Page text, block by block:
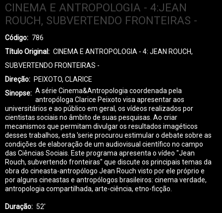
CINEMA E ANTROPOLOGIA - 4:JEAN
ROUCH, SUBVERTENDO FRONTEIRAS -
Código
786
Título Original
CINEMA E ANTROPOLOGIA - 4: JEAN ROUCH,
SUBVERTENDO FRONTEIRAS -
Direção
PEIXOTO, CLARICE
Sinopse
A série Cinema&Antropologia coordenada pela
antropóloga Clarice Peixoto visa apresentar aos
universitários e ao público em geral, os vídeos realizados por
cientistas sociais no âmbito de suas pesquisas. Ao criar
mecanismos que permitam divulgar os resultados imagéticos
desses trabalhos, esta 'serie procurou estimular o debate sobre as
condições de elaboração de um audiovisual científico no campo
das Ciências Sociais. Este programa apresenta o vídeo "Jean
Rouch, subvertendo fronteiras" que discute os principais temas da
obra do cineasta-antropólogo Jean Rouch visto por ele próprio e
por alguns cineastas e antropólogos brasileiros: cinema verdade,
antropologia compartilhada, arte-ciência, etno-ficção.
Duração
52'